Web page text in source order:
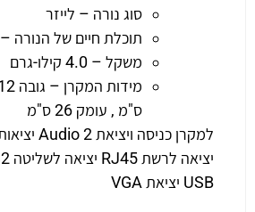
סוג נורה – לייזר
תוכלת חיים של הנורה – 30,000 שעות
משקל – 4.0 קילו-גרם
ס"מ , עומק 26 ס"מ
USB יציאת VGA